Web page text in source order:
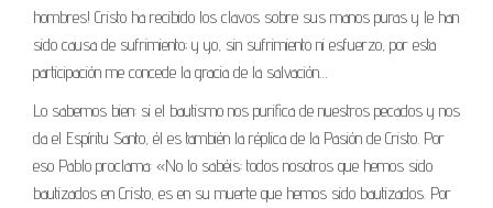
hombres! Cristo ha recibido los clavos sobre sus manos puras y le han
sido causa de sufrimiento; y yo, sin sufrimiento ni esfuerzo, por esta
participación me concede la gracia de la salvación…
Lo sabemos bien: si el bautismo nos purifica de nuestros pecados y nos
da el Espíritu Santo, él es también la réplica de la Pasión de Cristo. Por
eso Pablo proclama: «No lo sabéis: todos nosotros que hemos sido
bautizados en Cristo, es en su muerte que hemos sido bautizados. Por